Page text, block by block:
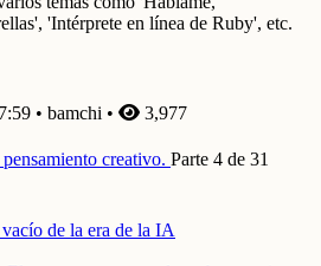
'Intérprete en línea de Ruby', etc.
• bamchi • 3,977
creativo. Parte 4 de 31
de la era de la IA